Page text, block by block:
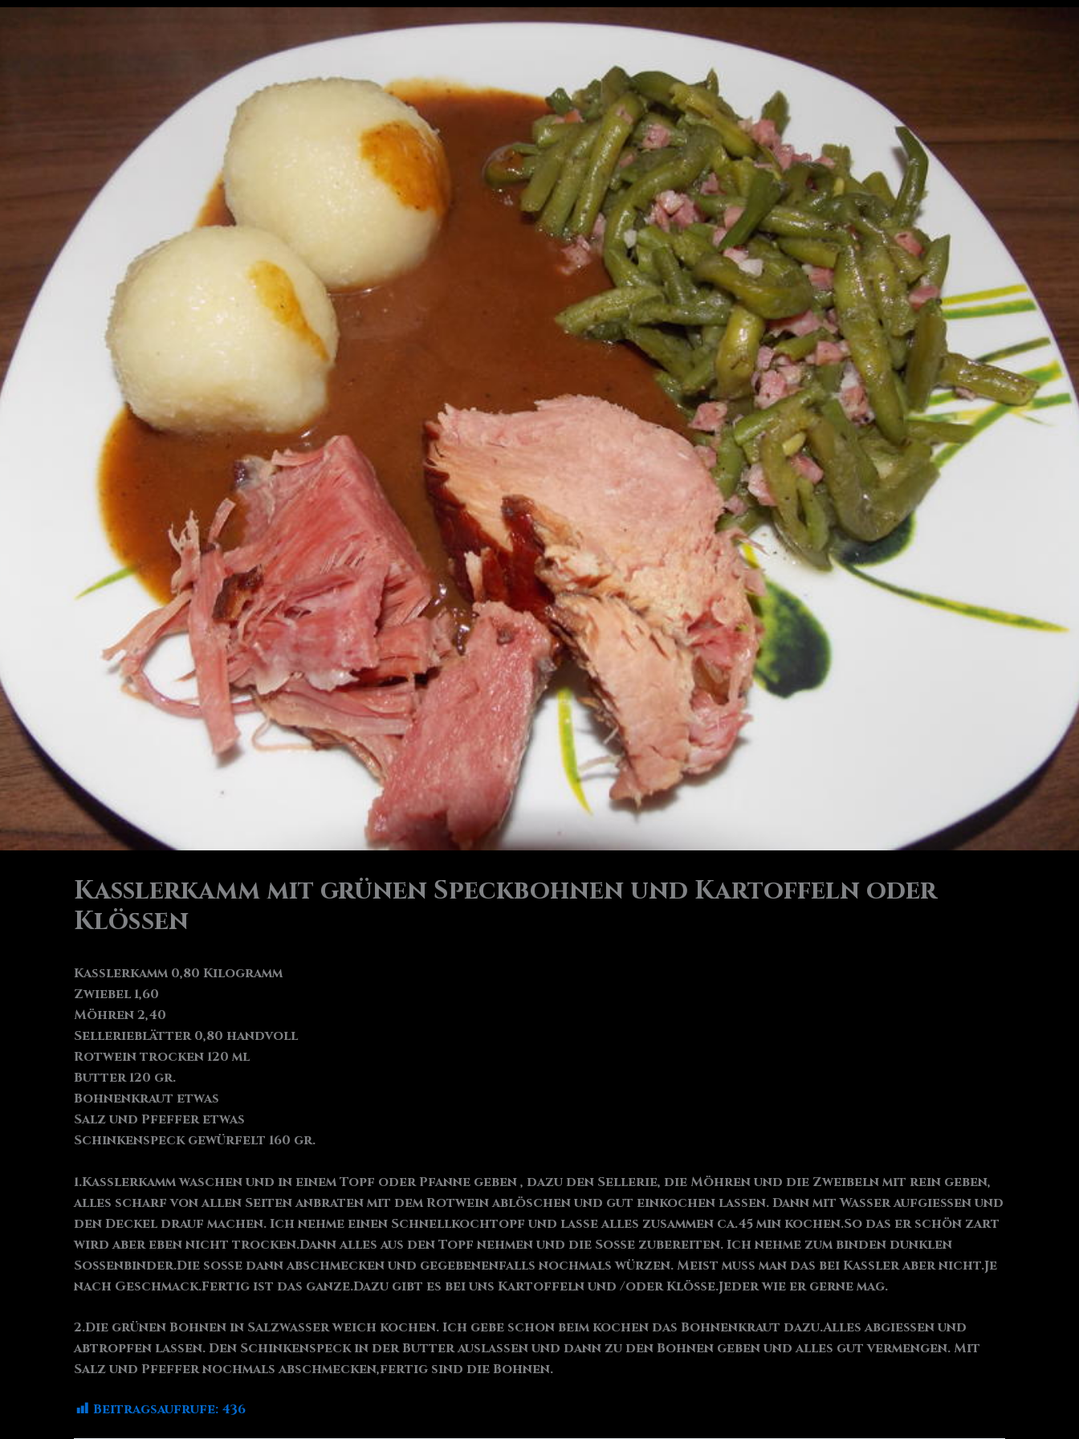
Kasslerkamm mit grünen Speckbohnen und Kartoffeln oder
Klößen
Kasslerkamm 0,80 Kilogramm
Zwiebel 1,60
Möhren 2,40
Sellerieblätter 0,80 handvoll
Rotwein trocken 120 ml
Butter 120 gr.
Bohnenkraut etwas
Salz und Pfeffer etwas
Schinkenspeck gewürfelt 160 gr.
1.Kasslerkamm waschen und in einem Topf oder Pfanne geben , dazu den Sellerie, die Möhren und die Zweibeln mit rein geben,
alles scharf von allen Seiten anbraten mit dem Rotwein ablöschen und gut einkochen lassen. Dann mit Wasser aufgießen und
den Deckel drauf machen. Ich nehme einen Schnellkochtopf und lasse alles zusammen ca.45 min kochen.So das er schön zart
wird aber eben nicht trocken.Dann alles aus den Topf nehmen und die Soße zubereiten. Ich nehme zum binden dunklen
Soßenbinder.Die soße dann abschmecken und gegebenenfalls nochmals würzen. Meist muss man das bei Kassler aber nicht.Je
nach Geschmack.Fertig ist das ganze.Dazu gibt es bei uns Kartoffeln und /oder Klöße.Jeder wie er gerne mag.
2.Die grünen Bohnen in Salzwasser weich kochen. Ich gebe schon beim kochen das Bohnenkraut dazu.Alles abgießen und
abtropfen lassen. Den Schinkenspeck in der Butter auslassen und dann zu den Bohnen geben und alles gut vermengen. Mit
Salz und Pfeffer nochmals abschmecken,fertig sind die Bohnen.
Beitragsaufrufe: 436